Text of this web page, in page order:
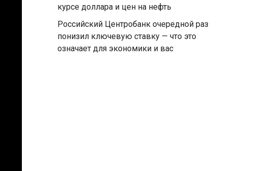
курсе доллара и цен на нефть
Российский Центробанк очередной раз
понизил ключевую ставку — что это
означает для экономики и вас